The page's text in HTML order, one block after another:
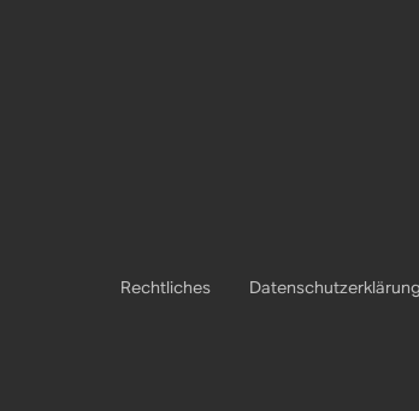
Rechtliches Datenschutzerklärung